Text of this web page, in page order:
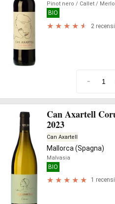
Pinot nero / Callet /
BIO
2
-
Can Axartell
2023
Can Axartell
Mallorca (Spagna)
Malvasia
BIO
1